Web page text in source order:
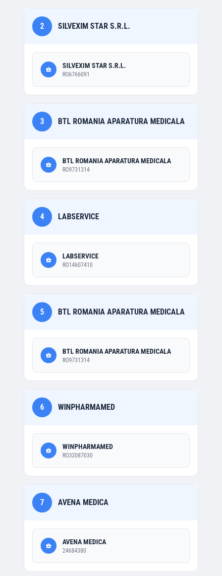
2 SILVEXIM STAR S.R.L.
SILVEXIM STAR S.R.L.
RO6766091
3 BTL ROMANIA APARATURA MEDICALA
BTL ROMANIA APARATURA MEDICALA
RO9731314
4 LABSERVICE
LABSERVICE
RO14607410
5 BTL ROMANIA APARATURA MEDICALA
BTL ROMANIA APARATURA MEDICALA
RO9731314
6 WINPHARMAMED
WINPHARMAMED
RO32087030
7 AVENA MEDICA
AVENA MEDICA
24684380